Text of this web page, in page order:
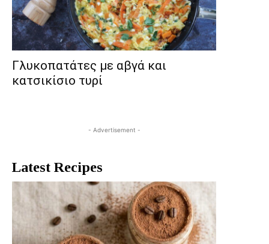
Γλυκοπατάτες με αβγά και
κατσικίσιο τυρί
- Advertisement -
Latest Recipes